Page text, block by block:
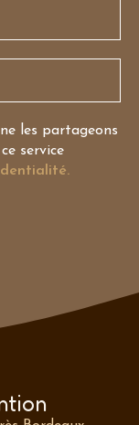
les partageons
service